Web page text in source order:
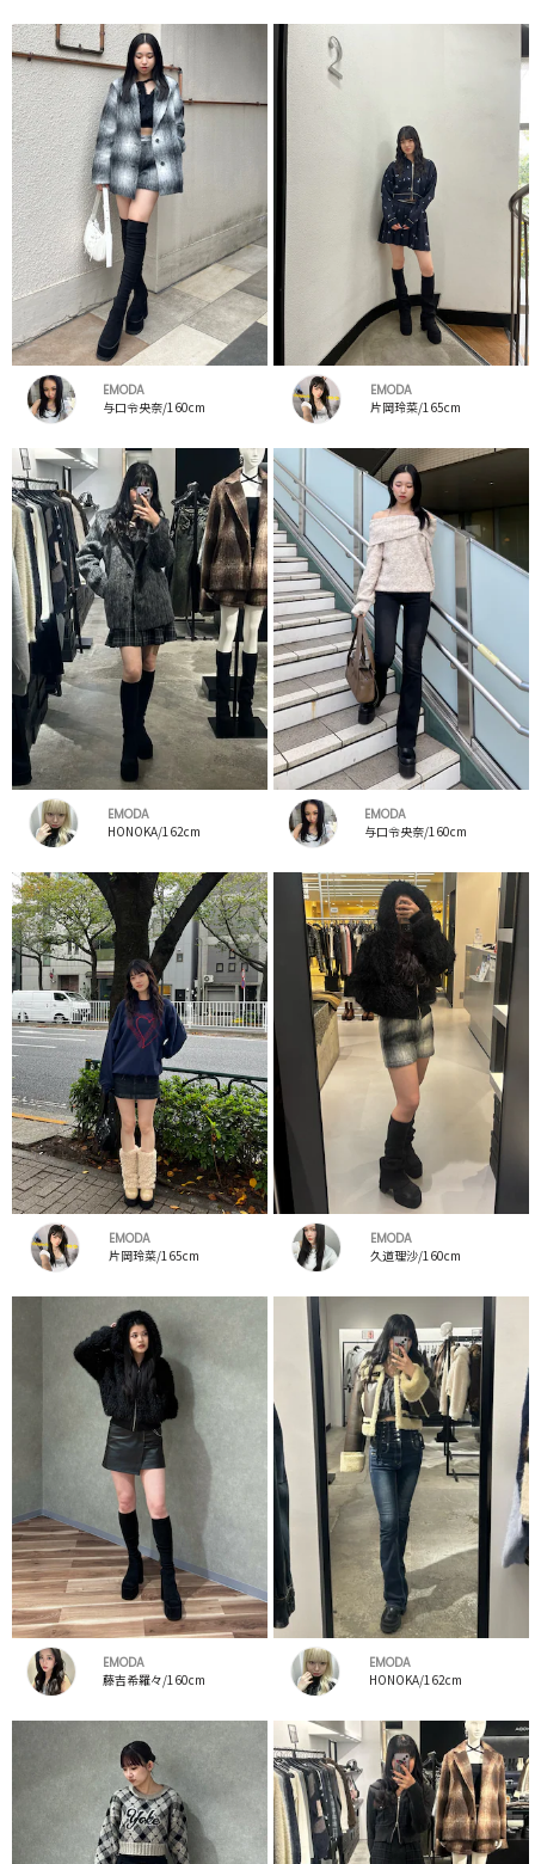
EMODA
与口令央奈/160cm
EMODA
片岡玲菜/165cm
EMODA
HONOKA/162cm
EMODA
与口令央奈/160cm
EMODA
片岡玲菜/165cm
EMODA
久道理沙/160cm
EMODA
藤吉希羅々/160cm
EMODA
HONOKA/162cm